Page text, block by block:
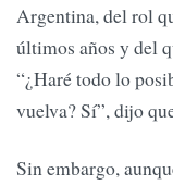
Argentina, del rol
últimos años y del
“¿Haré todo lo
vuelva? Sí”, dijo
Sin embargo,